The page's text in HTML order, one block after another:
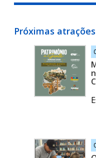
Próximas atrações